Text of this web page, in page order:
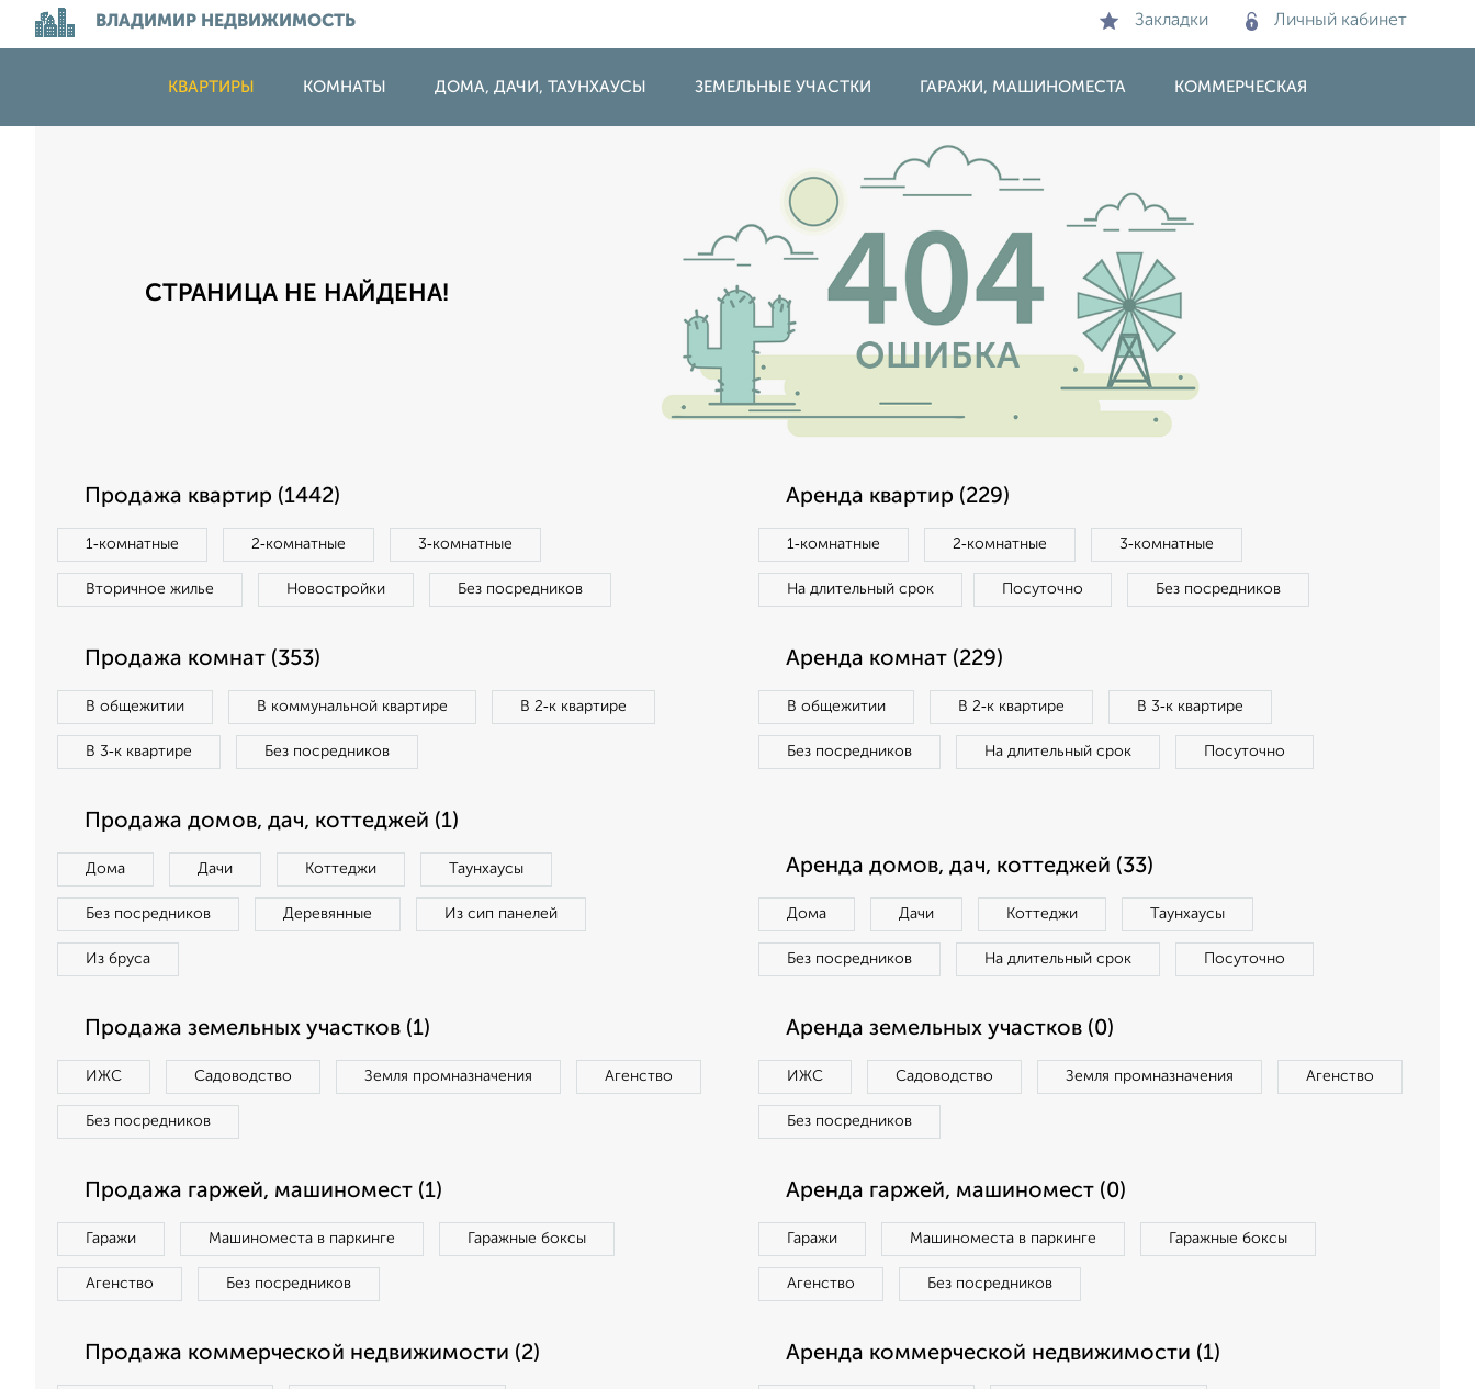
ВЛАДИМИР НЕДВИЖИМОСТЬ Закладки Личный кабинет
КВАРТИРЫ КОМНАТЫ ДОМА, ДАЧИ, ТАУНХАУСЫ ЗЕМЕЛЬНЫЕ УЧАСТКИ ГАРАЖИ, МАШИНОМЕСТА КОММЕРЧЕСКАЯ
СТРАНИЦА НЕ НАЙДЕНА!
Продажа квартир (1442)
1‑комнатные 2‑комнатные 3‑комнатные
Вторичное жилье Новостройки Без посредников
Аренда квартир (229)
1‑комнатные 2‑комнатные 3‑комнатные
На длительный срок Посуточно Без посредников
Продажа комнат (353)
В общежитии В коммунальной квартире В 2‑к квартире
В 3‑к квартире Без посредников
Аренда комнат (229)
В общежитии В 2‑к квартире В 3‑к квартире
Без посредников На длительный срок Посуточно
Продажа домов, дач, коттеджей (1)
Дома Дачи Коттеджи Таунхаусы
Без посредников Деревянные Из сип панелей
Из бруса
Аренда домов, дач, коттеджей (33)
Дома Дачи Коттеджи Таунхаусы
Без посредников На длительный срок Посуточно
Продажа земельных участков (1)
ИЖС Садоводство Земля промназначения Агенство
Без посредников
Аренда земельных участков (0)
ИЖС Садоводство Земля промназначения Агенство
Без посредников
Продажа гаржей, машиномест (1)
Гаражи Машиноместа в паркинге Гаражные боксы
Агенство Без посредников
Аренда гаржей, машиномест (0)
Гаражи Машиноместа в паркинге Гаражные боксы
Агенство Без посредников
Продажа коммерческой недвижимости (2) Аренда коммерческой недвижимости (1)